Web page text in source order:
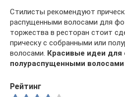
Стилисты рекомендуют
распущенными волосами для
торжества в ресторан стоит
прическу с собранными или
волосами. Красивые идеи для
полураспущенными волосами
Рейтинг